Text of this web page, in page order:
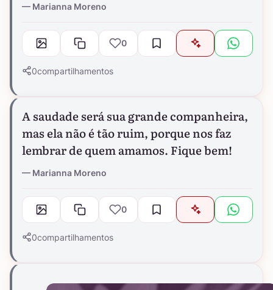
Marianna Moreno
0
0compartilhamentos
A saudade será sua grande companheira,
mas ela não é tão ruim, porque nos faz
lembrar de quem amamos. Fique bem!
Marianna Moreno
0
0compartilhamentos